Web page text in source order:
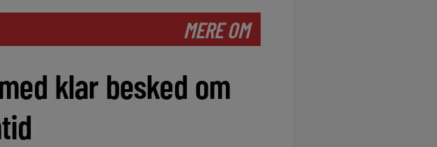
MERE OM
klar besked om